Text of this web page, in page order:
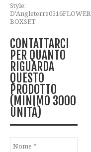
Style:
D'Angleterre0516FLOWER
BOXSET
CONTATTARCI
PER QUANTO
RIGUARDA
QUESTO
PRODOTTO
(MINIMO 3000
UNITÀ)